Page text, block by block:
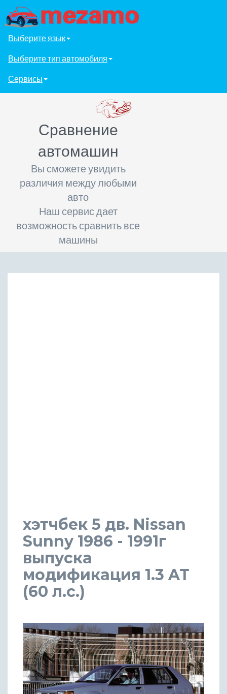
Выберите язык
Выберите тип автомобиля
Сервисы
Сравнение
автомашин
Вы сможете увидить
различия между любыми
авто
Наш сервис дает
возможность сравнить все
машины
хэтчбек 5 дв. Nissan
Sunny 1986 - 1991г
выпуска
модификация 1.3 AT
(60 л.с.)